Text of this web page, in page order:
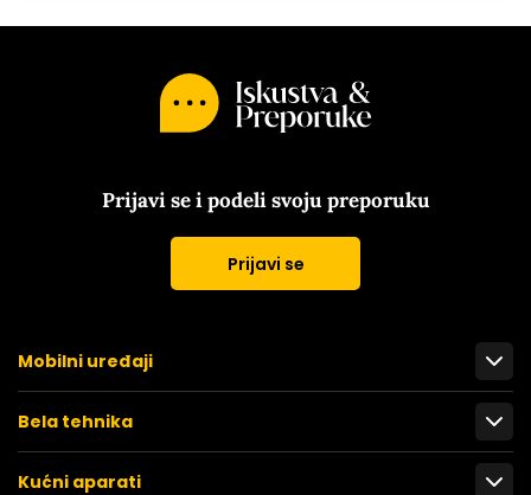
Prijavi se i podeli svoju preporuku
Prijavi se
Mobilni uređaji
Bela tehnika
Kućni aparati